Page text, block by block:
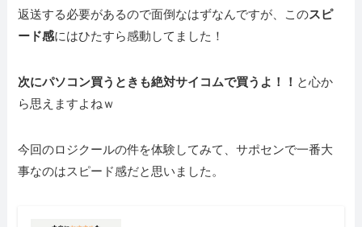
返送する必要があるので面倒なはずなんですが、このスピ
ード感にはひたすら感動してました！
次にパソコン買うときも絶対サイコムで買うよ！！ と心か
ら思えますよねｗ
今回のロジクールの件を体験してみて、サポセンで一番大
事なのはスピード感だと思いました。